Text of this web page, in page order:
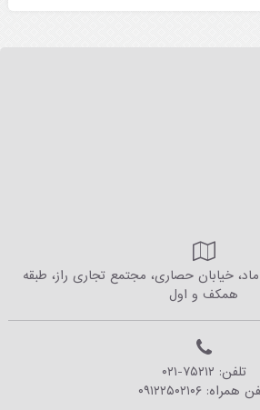
خیابان حصاری، مجتمع تجاری راز، طبقه
همکف و اول
تلفن: ۰۲۱-۷۵۲۱۲
همراه: ۰۹۱۲۲۵۰۲۱۰۶